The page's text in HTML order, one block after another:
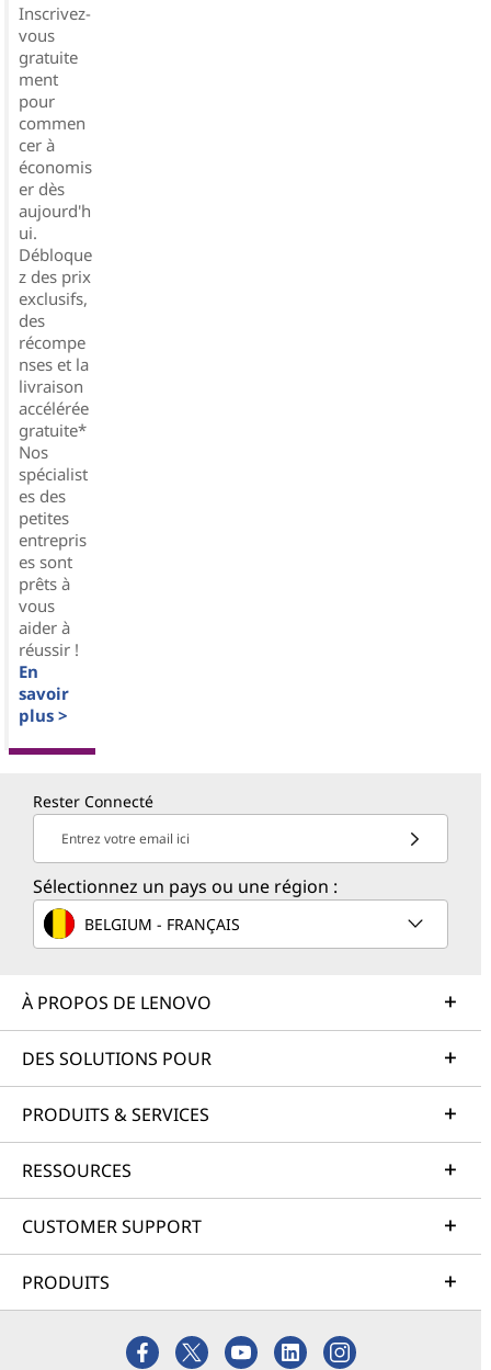
Inscrivez-
vous
gratuite
ment
pour
commen
cer à
économis
er dès
aujourd'h
ui.
Débloque
z des prix
exclusifs,
des
récompe
nses et la
livraison
accélérée
gratuite*
Nos
spécialist
es des
petites
entrepris
es sont
prêts à
vous
aider à
réussir !
En
savoir
plus >
Rester Connecté
Entrez votre email ici
Sélectionnez un pays ou une région :
BELGIUM - FRANÇAIS
À PROPOS DE LENOVO
DES SOLUTIONS POUR
PRODUITS & SERVICES
RESSOURCES
CUSTOMER SUPPORT
PRODUITS